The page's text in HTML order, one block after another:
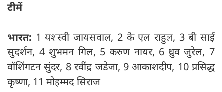
टीमें
भारत: 1 यशस्वी जायसवाल, 2 के एल राहुल, 3 बी साई
सुदर्शन, 4 शुभमन गिल, 5 करुण नायर, 6 ध्रुव जुरेल, 7
वॉशिंगटन सुंदर, 8 रवींद्र जडेजा, 9 आकाशदीप, 10 प्रसिद्ध
कृष्णा, 11 मोहम्मद सिराज